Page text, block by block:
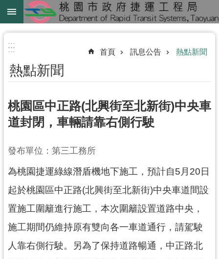
跳到主要內容區塊
綠
綠
延
中
鐵
路
下
進
階
尋
:::
::: 首頁 訊息公告 熱點新聞
熱點新聞
桃園區中正路(北興街至北新街)中央車
道封閉，車輛請靠右側行駛
發布單位：第三工務所
為桃園捷運綠線潛盾機地下施工，預計自5月20日
起於桃園區中正路(北興街至北新街)中央車道間設
置施工圍籬進行施工，本次圍籬設置道路中央，
施工期間仍維持原有雙向各一車道通行，請駕駛
人靠右側行駛。另為了保持道路暢通，中正路北